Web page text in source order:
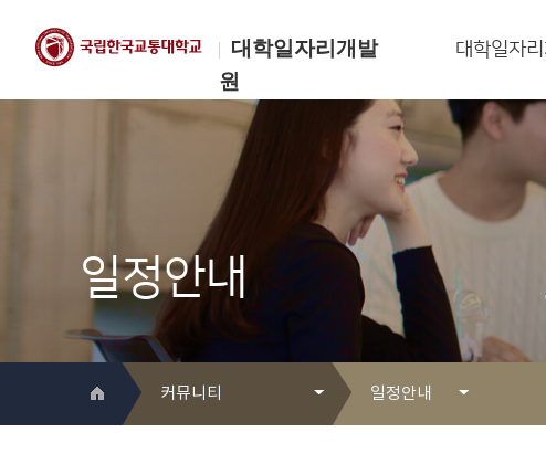
대학일자리개발
원
한국교통대학교
대학일자리개발원
대학일자
일정안내
커뮤니티 일정안내